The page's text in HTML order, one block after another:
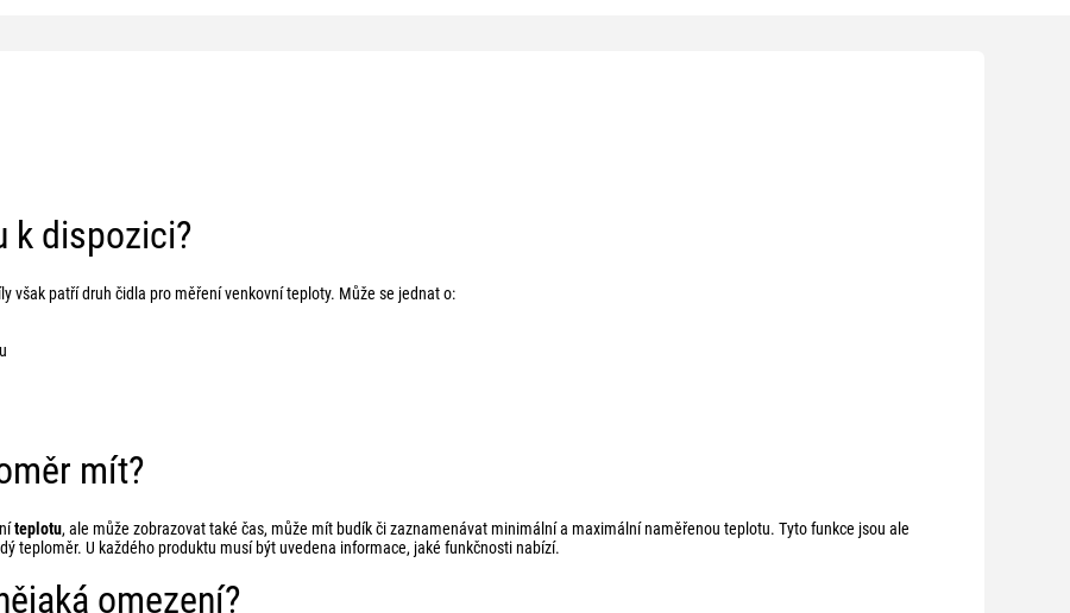
k dispozici?
však patří druh čidla pro měření venkovní teploty. Může se jednat o:
mít?
teplotu, ale může zobrazovat také čas, může mít budík či zaznamenávat minimální a maximální naměřenou teplotu. Tyto funkce jsou ale
teploměr. U každého produktu musí být uvedena informace, jaké funkčnosti nabízí.
omezení?